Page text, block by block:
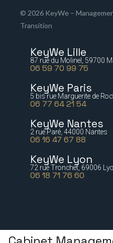
© 2026 KeyWe –
Transition
KeyWe Lille
87 rue du Molinel, 59700
06 59 70 99 75
KeyWe Paris
5 bis rue Marguerite de
06 77 64 21 54
KeyWe Nantes
2 rue Paré, 44000 Nantes
06 16 47 67 88
KeyWe Lyon
72 rue Tronchet, 69006
06 18 71 76 60